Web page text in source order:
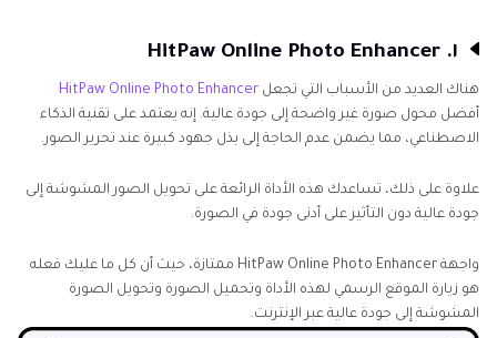
هناك العديد من الأسباب التي تجعل HitPaw Online Photo Enhancer
أفضل محول صورة غير واضحة إلى جودة عالية. إنه يعتمد على تقنية الذكاء
الاصطناعي، مما يضمن عدم الحاجة إلى بذل جهود كبيرة عند تحرير الصور.
علاوة على ذلك، تساعدك هذه الأداة الرائعة على تحويل الصور المشوشة إلى
جودة عالية دون التأثير على أدنى جودة في الصورة.
واجهة HitPaw Online Photo Enhancer ممتازة، حيث أن كل ما عليك فعله
هو زيارة الموقع الرسمي لهذه الأداة وتحميل الصورة وتحويل الصورة
المشوشة إلى جودة عالية عبر الإنترنت.